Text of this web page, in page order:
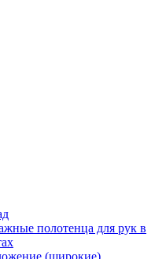
полотенца для рук в
(широкие)